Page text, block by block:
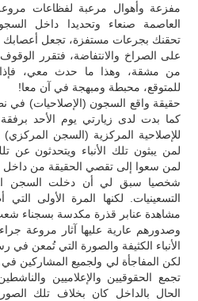
مفزعة وأهوال مرعبة لفظاعات
العاصمة صنعاء وتحديدا داخل
تحقنك بجرعات مستفزة، تجعل أعصابك
على الصراخ والانتفاضة، فتقرر
من مشقة، وهذا ما حدث معي، فإذا
للمتوقع، محبطة ومبهجة في آن معا!
حقيقة واقع السجون (الإصلاحيات)
كما بدت لدى زيارتي يوم الأحد
للإصلاحية المركزية (السجن
لمن يبثون تلك الأنباء ويتحدثون عن
لمن سعوا إلى تقصي الحقيقة من داخل
شخصيا سبق لي أن دخلت السجن
التسعينيات. لكنها المرة الأولى
مشاهدة عنابر قذرة مكدسة بسجناء شعث
وصدورهم عارية عليها آثار مروعة
الأنباء الكثيفة والصورة التي تُمعن في
لكن المفاجأة لي ولجميع المشاركين في
تجمع الحقوقيين والإعلاميين
الحال بالداخل كان بخلاف تلك